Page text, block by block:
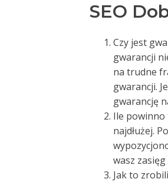
SEO
Czy jest
gwarancji
na trudne
gwarancji.
gwarancję
Ile powinno
najdłużej.
wasz
Jak to